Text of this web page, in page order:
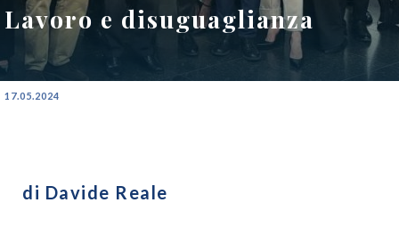
Lavoro e disuguaglianza
17.05.2024
di Davide Reale